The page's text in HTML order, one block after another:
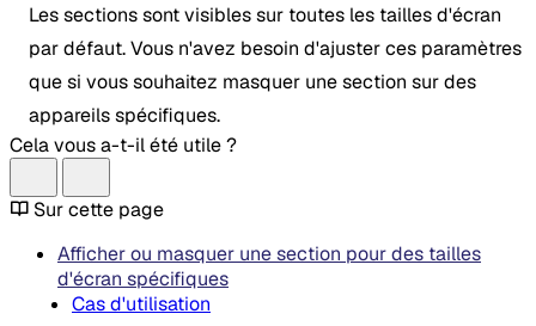
Les sections sont visibles sur toutes les tailles d'écran
par défaut. Vous n'avez besoin d'ajuster ces paramètres
que si vous souhaitez masquer une section sur des
appareils spécifiques.
Cela vous a-t-il été utile ?
Sur cette page
Afficher ou masquer une section pour des tailles
d'écran spécifiques
Cas d'utilisation